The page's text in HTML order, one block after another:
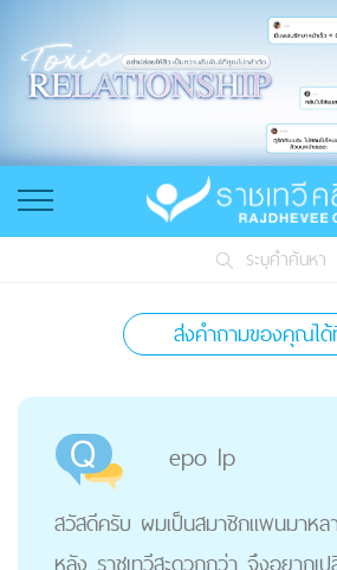
ระบุคำค้นหา
ส่งคำถามของคุณไ
epo lp
สวัสดีครับ ผมเป็นสมาชิกแพนมาหล